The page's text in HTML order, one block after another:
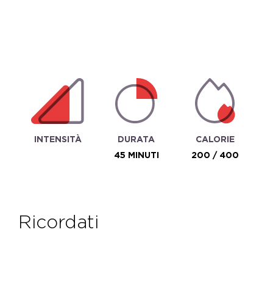
INTENSITÀ
DURATA
45 MINUTI
CALORIE
200 / 400
ricordati